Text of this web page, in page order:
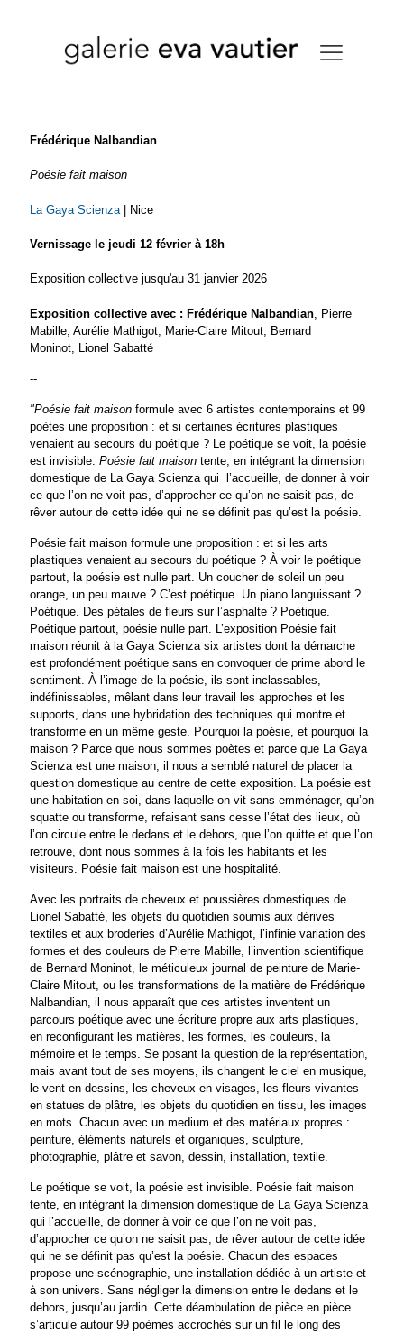
Frédérique Nalbandian
Poésie fait maison
La Gaya Scienza | Nice
Vernissage le jeudi 12 février à 18h
Exposition collective jusqu'au 31 janvier 2026
Exposition collective avec : Frédérique Nalbandian, Pierre
Mabille, Aurélie Mathigot, Marie-Claire Mitout, Bernard
Moninot, Lionel Sabatté
--
"Poésie fait maison formule avec 6 artistes contemporains et 99
poètes une proposition : et si certaines écritures plastiques
venaient au secours du poétique ? Le poétique se voit, la poésie
est invisible. Poésie fait maison tente, en intégrant la dimension
domestique de La Gaya Scienza qui ­ l’accueille, de donner à voir
ce que l’on ne voit pas, d’approcher ce qu’on ne saisit pas, de
rêver autour de cette idée qui ne se définit pas qu’est la poésie.
Poésie fait maison formule une proposition : et si les arts
plastiques venaient au secours du poétique ? À voir le poétique
partout, la poésie est nulle part. Un coucher de soleil un peu
orange, un peu mauve ? C’est poétique. Un piano languissant ?
Poétique. Des pétales de fleurs sur l’asphalte ? Poétique.
Poétique partout, poésie nulle part. L’exposition Poésie fait
maison réunit à la Gaya Scienza six artistes dont la démarche
est profondément poétique sans en convoquer de prime abord le
sentiment. À l’image de la poésie, ils sont inclassables,
indéfinissables, mêlant dans leur travail les approches et les
supports, dans une hybridation des techniques qui montre et
transforme en un même geste. Pourquoi la poésie, et pourquoi la
maison ? Parce que nous sommes poètes et parce que La Gaya
Scienza est une maison, il nous a semblé naturel de placer la
question domestique au centre de cette exposition. La poésie est
une habitation en soi, dans laquelle on vit sans emménager, qu’on
squatte ou transforme, refaisant sans cesse l’état des lieux, où
l’on circule entre le dedans et le dehors, que l’on quitte et que l’on
retrouve, dont nous sommes à la fois les habitants et les
visiteurs. Poésie fait maison est une hospitalité.
Avec les portraits de cheveux et poussières domestiques de
Lionel Sabatté, les objets du quotidien soumis aux dérives
textiles et aux broderies d’Aurélie Mathigot, l’infinie variation des
formes et des couleurs de Pierre Mabille, l’invention scientifique
de Bernard Moninot, le méticuleux journal de peinture de Marie-
Claire Mitout, ou les transformations de la matière de Frédérique
Nalbandian, il nous apparaît que ces artistes inventent un
parcours poétique avec une écriture propre aux arts plastiques,
en reconfigurant les matières, les formes, les couleurs, la
mémoire et le temps. Se posant la question de la représentation,
mais avant tout de ses moyens, ils changent le ciel en musique,
le vent en dessins, les cheveux en visages, les fleurs vivantes
en statues de plâtre, les objets du quotidien en tissu, les images
en mots. Chacun avec un medium et des matériaux propres :
peinture, éléments naturels et organiques, sculpture,
photographie, plâtre et savon, dessin, installation, textile.
Le poétique se voit, la poésie est invisible. Poésie fait maison
tente, en intégrant la dimension domestique de La Gaya Scienza
qui l’accueille, de donner à voir ce que l’on ne voit pas,
d’approcher ce qu’on ne saisit pas, de rêver autour de cette idée
qui ne se définit pas qu’est la poésie. Chacun des espaces
propose une scénographie, une installation dédiée à un artiste et
à son univers. Sans négliger la dimension entre le dedans et le
dehors, jusqu’au jardin. Cette déambulation de pièce en pièce
s’articule autour 99 poèmes accrochés sur un fil le long des